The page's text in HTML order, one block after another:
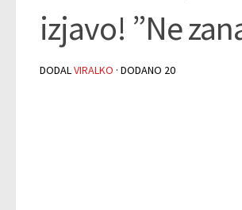
izjavo! ”Ne
DODAL VIRALKO · DODANO 20